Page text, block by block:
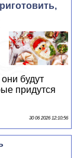
будут
придутся
30 06 2026 12:10:56